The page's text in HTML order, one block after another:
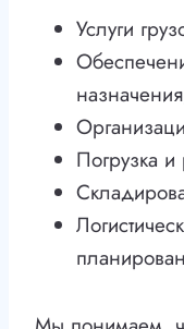
Услуги
Погрузка и